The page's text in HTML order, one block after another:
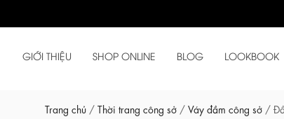
GIỚI THIỆU SHOP ONLINE BLOG LOOKBOOK
Trang chủ / Thời trang công sở / Váy đầm công sở /